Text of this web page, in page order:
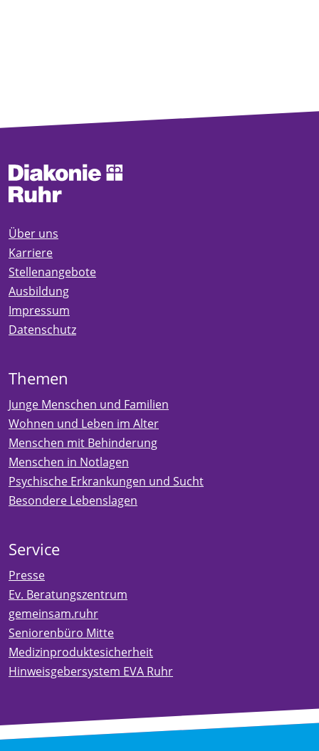
Über uns
Karriere
Stellenangebote
Ausbildung
Impressum
Datenschutz
Themen
Junge Menschen und Familien
Wohnen und Leben im Alter
Menschen mit Behinderung
Menschen in Notlagen
Psychische Erkrankungen und Sucht
Besondere Lebenslagen
Service
Presse
Ev. Beratungszentrum
gemeinsam.ruhr
Seniorenbüro Mitte
Medizinproduktesicherheit
Hinweisgebersystem EVA Ruhr